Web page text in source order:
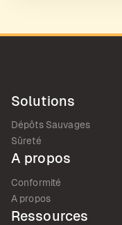
Solutions
Dépôts Sauvages
Sûreté
A propos
Conformité
A propos
Ressources